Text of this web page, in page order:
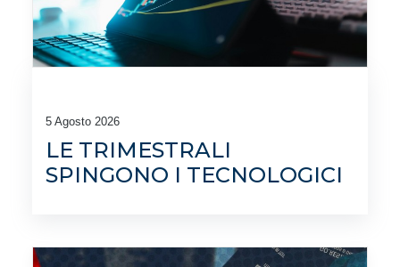
5 Agosto 2026
LE TRIMESTRALI
SPINGONO I TECNOLOGICI